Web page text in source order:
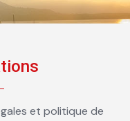
et politique de